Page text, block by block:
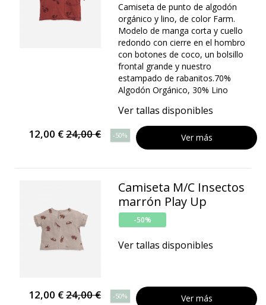
Camiseta de punto de algodón
orgánico y lino, de color Farm.
Modelo de manga corta y cuello
redondo con cierre en el hombro
con botones de coco, un bolsillo
frontal grande y nuestro
estampado de rabanitos.70%
Algodón Orgánico, 30% Lino
Ver tallas disponibles
12,00 €24,00 € -50% Ver más
Camiseta M/C Insectos
marrón Play Up
-50%
Ver tallas disponibles
12,00 €24,00 € -50% Ver más